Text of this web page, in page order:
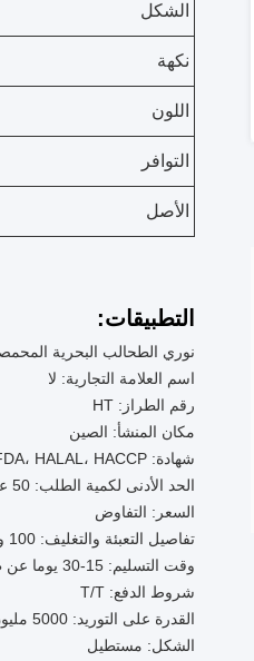
الشكل
نكهة
اللون
التوافر
الأصل
التطبيقات:
نوري الطحالب البحرية
اسم العلامة التجارية: لا
رقم الطراز: HT
مكان المنشأ: الصين
شهادة: FDA، HALAL، HACCP
الحد الأدنى لكمية الطلب: 50 علبة
السعر: التفاوض
تفاصيل التعبئة والتغليف: 100 ورقة/ كيس، 48 كيس/ علبة
وقت التسليم: 15-30 يوما عن طريق البحر
شروط الدفع: T/T
القدرة على التوريد: 5000 مليون طن/سنة
الشكل: مستطيل